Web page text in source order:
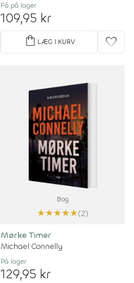
Få på lager
109,95 kr
shopping_bag LÆG I KURV favorite
Bog
★★★★★(2)
Mørke Timer
Michael Connelly
På lager
129,95 kr